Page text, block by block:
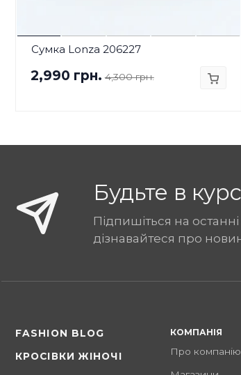
Сумка Lonza 206227
2,990 грн. 4,300 грн.
Будьте в
Підпишіться на
дізнавайтеся про
FASHION BLOG
КРОСІВКИ ЖІНОЧІ
КОМПАНІЯ
Про компанію